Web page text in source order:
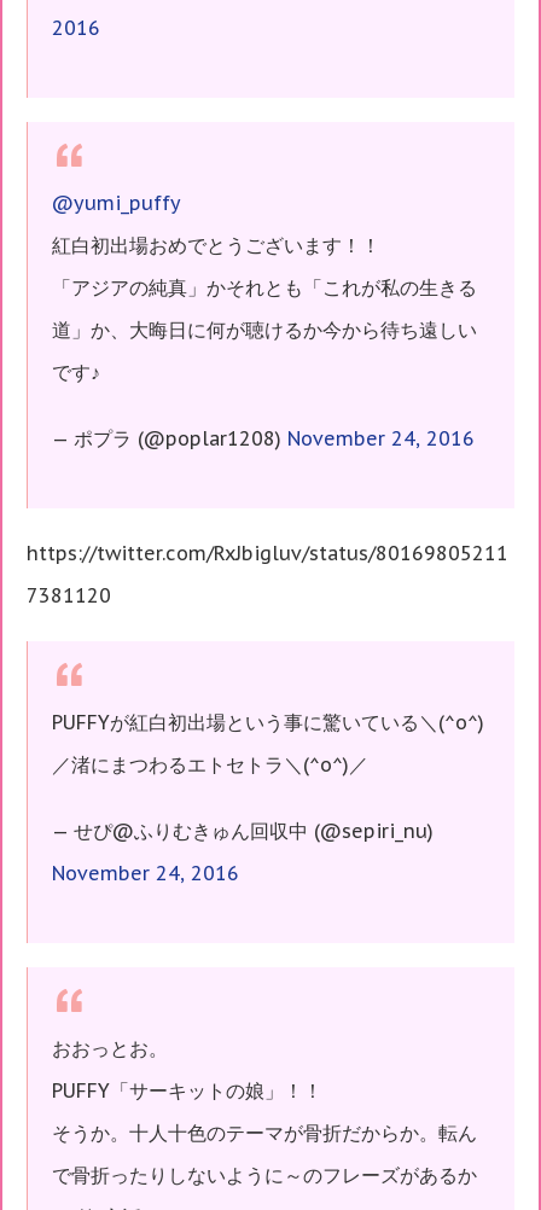
2016
@yumi_puffy
紅白初出場おめでとうございます！！
「アジアの純真」かそれとも「これが私の生きる
道」か、大晦日に何が聴けるか今から待ち遠しい
です♪
— ポプラ (@poplar1208) November 24, 2016
https://twitter.com/RxJbigluv/status/80169805211
7381120
PUFFYが紅白初出場という事に驚いている＼(^o^)
／渚にまつわるエトセトラ＼(^o^)／
— せぴ@ふりむきゅん回収中 (@sepiri_nu)
November 24, 2016
おおっとお。
PUFFY「サーキットの娘」！！
そうか。十人十色のテーマが骨折だからか。転ん
で骨折ったりしないように～のフレーズがあるか